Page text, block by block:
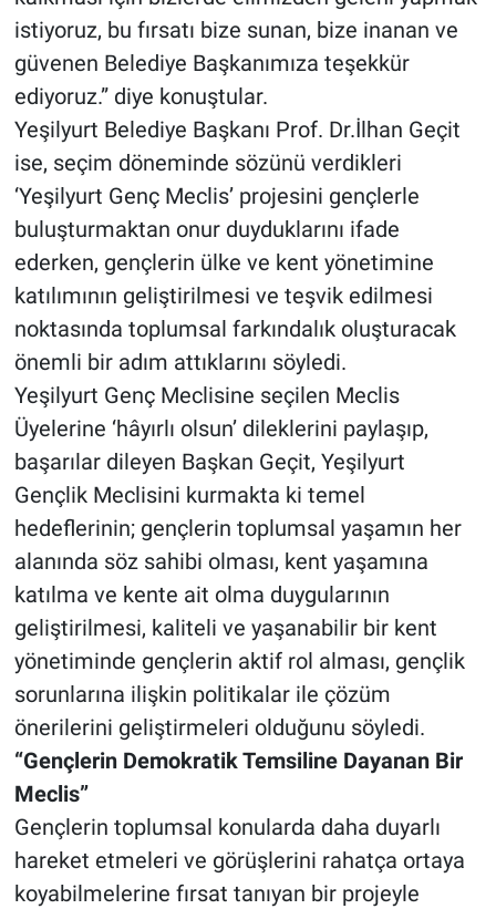
istiyoruz, bu fırsatı bize sunan, bize inanan ve
güvenen Belediye Başkanımıza teşekkür
ediyoruz.” diye konuştular.
Yeşilyurt Belediye Başkanı Prof. Dr.İlhan Geçit
ise, seçim döneminde sözünü verdikleri
‘Yeşilyurt Genç Meclis’ projesini gençlerle
buluşturmaktan onur duyduklarını ifade
ederken, gençlerin ülke ve kent yönetimine
katılımının geliştirilmesi ve teşvik edilmesi
noktasında toplumsal farkındalık oluşturacak
önemli bir adım attıklarını söyledi.
Yeşilyurt Genç Meclisine seçilen Meclis
Üyelerine ‘hâyırlı olsun’ dileklerini paylaşıp,
başarılar dileyen Başkan Geçit, Yeşilyurt
Gençlik Meclisini kurmakta ki temel
hedeflerinin; gençlerin toplumsal yaşamın her
alanında söz sahibi olması, kent yaşamına
katılma ve kente ait olma duygularının
geliştirilmesi, kaliteli ve yaşanabilir bir kent
yönetiminde gençlerin aktif rol alması, gençlik
sorunlarına ilişkin politikalar ile çözüm
önerilerini geliştirmeleri olduğunu söyledi.
“Gençlerin Demokratik Temsiline Dayanan Bir
Meclis”
Gençlerin toplumsal konularda daha duyarlı
hareket etmeleri ve görüşlerini rahatça ortaya
koyabilmelerine fırsat tanıyan bir projeyle